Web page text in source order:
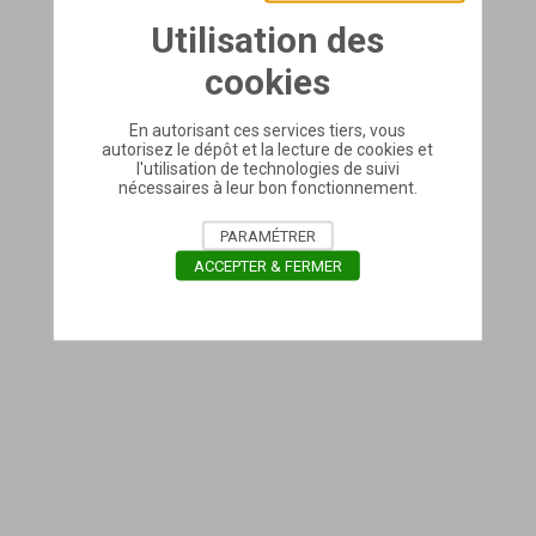
Utilisation des
cookies
En autorisant ces services tiers, vous
autorisez le dépôt et la lecture de cookies et
l'utilisation de technologies de suivi
nécessaires à leur bon fonctionnement.
PARAMÉTRER
ACCEPTER & FERMER